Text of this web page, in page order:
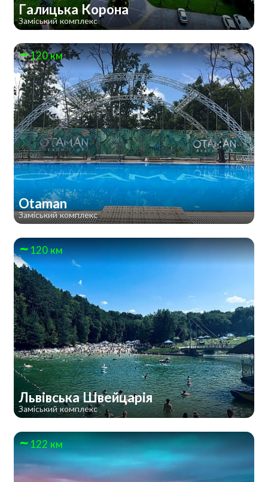
Галицька Корона
Заміський комплекс
120 км
Otaman
Заміський комплекс
120 км
Львівська Швейцарія
Заміський комплекс
122 км